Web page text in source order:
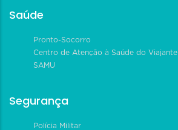
Saúde
Pronto-Socorro
Centro de Atenção à Saúde do Viajante
SAMU
Segurança
Polícia Militar